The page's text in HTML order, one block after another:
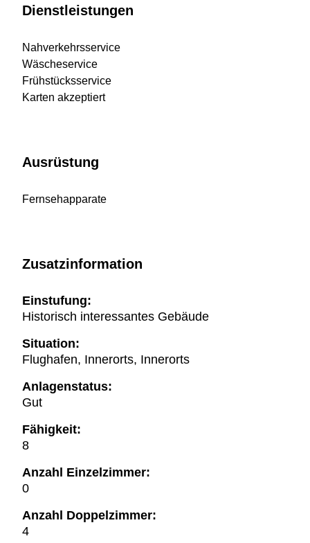
Dienstleistungen
Nahverkehrsservice
Wäscheservice
Frühstücksservice
Karten akzeptiert
Ausrüstung
Fernsehapparate
Zusatzinformation
Einstufung:
Historisch interessantes Gebäude
Situation:
Flughafen, Innerorts, Innerorts
Anlagenstatus:
Gut
Fähigkeit:
8
Anzahl Einzelzimmer:
0
Anzahl Doppelzimmer:
4